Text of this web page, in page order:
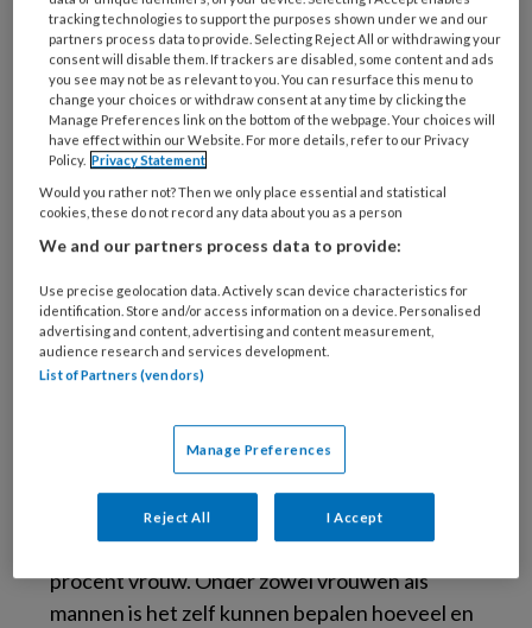
© AntonioGuillem / Getty Images / iStock
Het aantal zelfstandigen in zorg en welzijn nam
de laatste jaren toe tot 178 duizend in 2022, zo
blijkt uit de Enquête beroepsbevolking (EBB).
De zelfstandigen zonder personeel (zzp’ers)
vormden daarvan de grootste groep (75
procent). Van alle werkenden in zorg en welzijn
was 81 procent vrouw, van de zzp’ers was 75
procent vrouw. Onder zowel vrouwen als
mannen is het zelf kunnen bepalen hoeveel en
tracking technologies to support the purposes shown under we and our
partners process data to provide. Selecting Reject All or withdrawing your
consent will disable them. If trackers are disabled, some content and ads
you see may not be as relevant to you. You can resurface this menu to
change your choices or withdraw consent at any time by clicking the
Manage Preferences link on the bottom of the webpage. Your choices will
have effect within our Website. For more details, refer to our Privacy
Policy. Privacy Statement
Would you rather not? Then we only place essential and statistical
cookies, these do not record any data about you as a person
We and our partners process data to provide:
Use precise geolocation data. Actively scan device characteristics for
identification. Store and/or access information on a device. Personalised
advertising and content, advertising and content measurement,
audience research and services development.
List of Partners (vendors)
Manage Preferences
Reject All I Accept